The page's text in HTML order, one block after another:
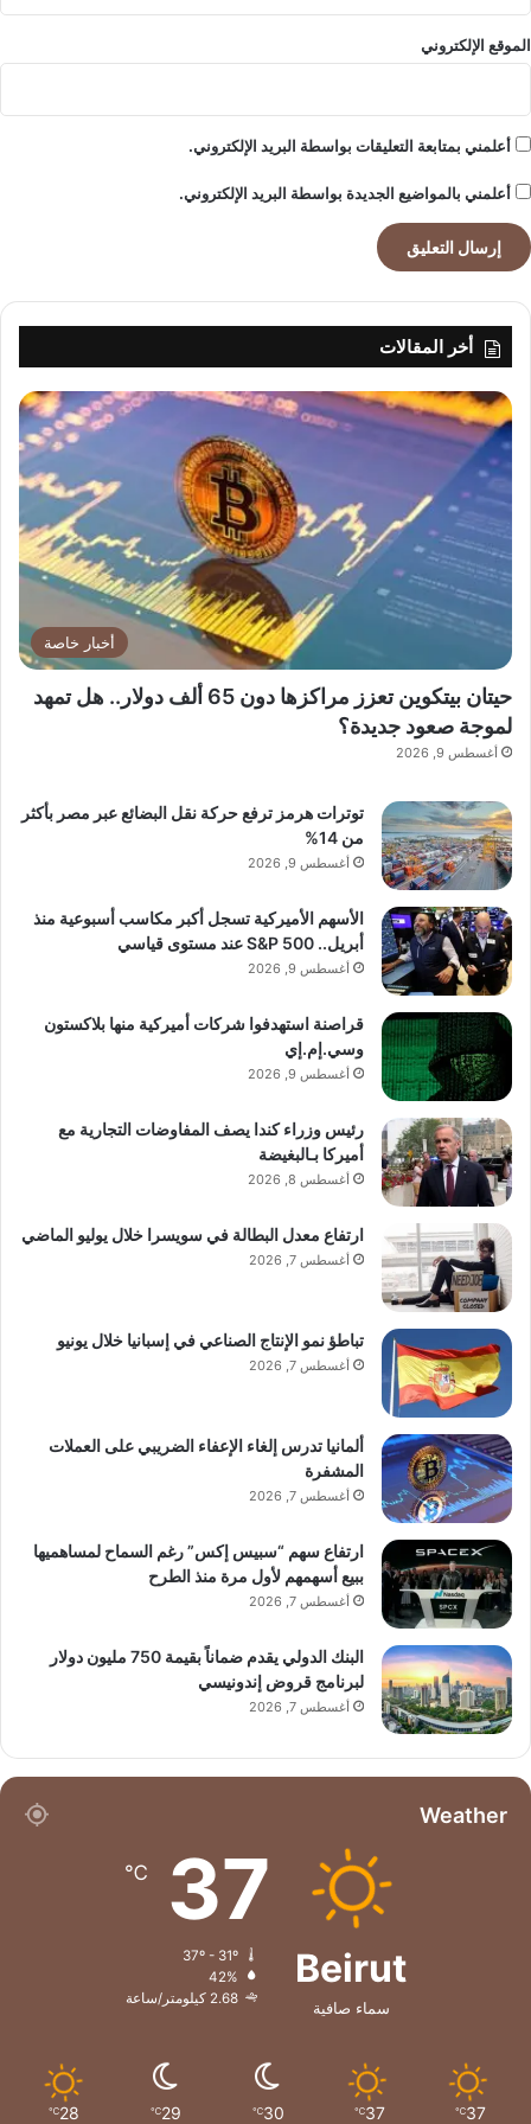
الموقع الإلكتروني
أعلمني بمتابعة التعليقات بواسطة البريد الإلكتروني.
أعلمني بالمواضيع الجديدة بواسطة البريد الإلكتروني.
أخر المقالات
أخبار خاصة
حيتان بيتكوين تعزز مراكزها دون 65 ألف دولار.. هل تمهد
لموجة صعود جديدة؟
أغسطس 9, 2026
توترات هرمز ترفع حركة نقل البضائع عبر مصر بأكثر
من 14%
أغسطس 9, 2026
الأسهم الأميركية تسجل أكبر مكاسب أسبوعية منذ
أبريل.. S&P 500 عند مستوى قياسي
أغسطس 9, 2026
قراصنة استهدفوا شركات أميركية منها بلاكستون
وسي.إم.إي
أغسطس 9, 2026
رئيس وزراء كندا يصف المفاوضات التجارية مع
أميركا بـالبغيضة
أغسطس 8, 2026
ارتفاع معدل البطالة في سويسرا خلال يوليو الماضي
أغسطس 7, 2026
تباطؤ نمو الإنتاج الصناعي في إسبانيا خلال يونيو
أغسطس 7, 2026
ألمانيا تدرس إلغاء الإعفاء الضريبي على العملات
المشفرة
أغسطس 7, 2026
ارتفاع سهم “سبيس إكس” رغم السماح لمساهميها
ببيع أسهمهم لأول مرة منذ الطرح
أغسطس 7, 2026
البنك الدولي يقدم ضماناً بقيمة 750 مليون دولار
لبرنامج قروض إندونيسي
أغسطس 7, 2026
Weather
Beirut
سماء صافية
37
℃
42%
2.68 كيلومتر/ساعة
37
℃
37
℃
30
℃
29
℃
28
℃